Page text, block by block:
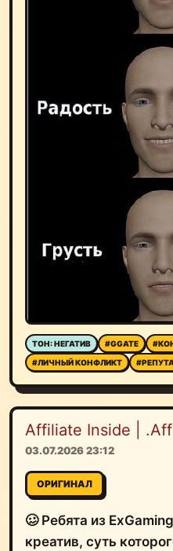
ТОН: НЕГАТИВ #GGATE
#ЛИЧНЫЙ КОНФЛИКТ
Affiliate Inside | .Aff
03.07.2026 23:12
ОРИГИНАЛ
🥴 Ребята из
креатив, суть